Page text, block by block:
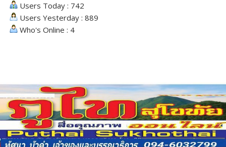
Users Today : 742
Users Yesterday : 889
Who's Online : 4